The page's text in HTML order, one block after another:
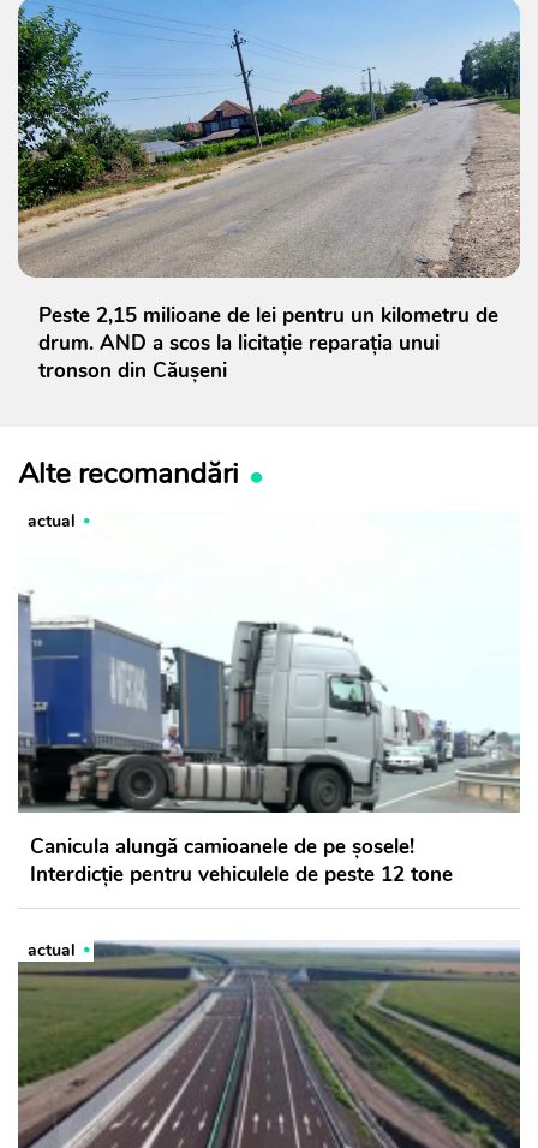
Peste 2,15 milioane de lei pentru un kilometru de
drum. AND a scos la licitație reparația unui
tronson din Căușeni
Alte recomandări
actual
Canicula alungă camioanele de pe șosele!
Interdicție pentru vehiculele de peste 12 tone
actual